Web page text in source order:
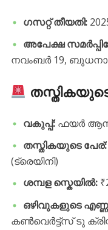
ഗസറ്റ് തീയതി:
അപേക്ഷ
നവംബർ 19,
വകുപ്പ്:ഫയർ
തസ്തികയുടെ പേര്:
(ട്രെയിനി)
ശമ്പള സ്കെയിൽ:
ഒഴിവുകളുടെ
കൺവെർട്ട്സ് ടു